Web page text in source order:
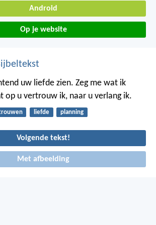
Android
Op je website
uw liefde zien. Zeg me wat ik
op u vertrouw ik, naar u verlang ik.
liefde planning
Volgende tekst!
Met afbeelding